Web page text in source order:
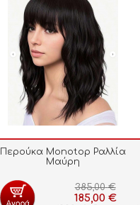
Περούκα Monotop Ραλλία
Μαύρη
385,00 €
185,00 €